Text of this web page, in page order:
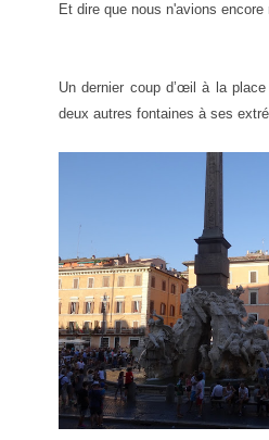
Et dire que nous n'avions encore
Un dernier coup d’œil à la
deux autres fontaines à ses